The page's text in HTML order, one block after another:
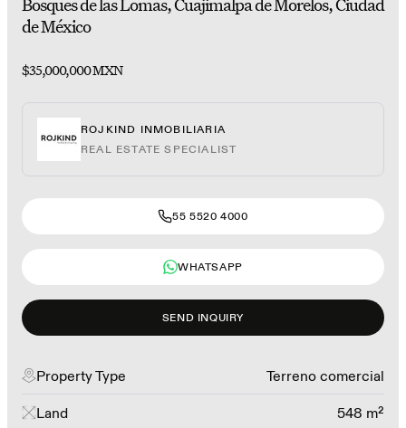
de México
$35,000,000 MXN
ROJKIND INMOBILIARIA
REAL ESTATE SPECIALIST
55 5520 4000
WHATSAPP
SEND INQUIRY
Property Type Terreno comercial
Land 548 m²